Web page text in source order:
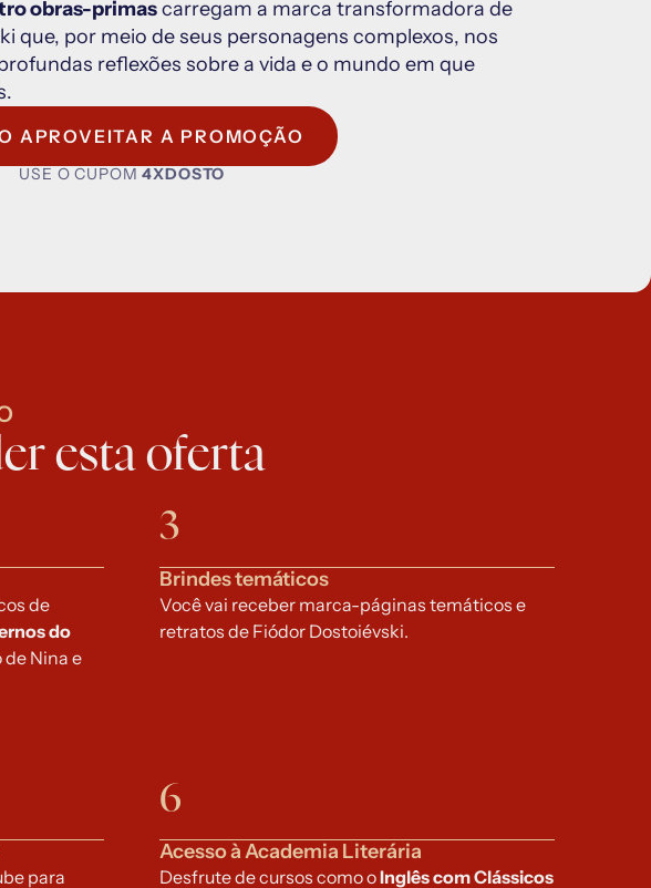
obras-primas carregam a marca transformadora de
que, por meio de seus personagens complexos, nos
reflexões sobre a vida e o mundo em que
APROVEITAR A PROMOÇÃO
USE O CUPOM 4XDOSTO
esta oferta
de
do
Nina e
3
Brindes temáticos
Você vai receber marca-páginas temáticos e
retratos de Fiódor Dostoiévski.
para
6
Acesso à Academia Literária
Desfrute de cursos como o Inglês com Clássicos